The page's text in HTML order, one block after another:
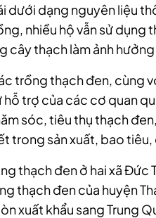
dưới dạng nguyên liệu
nhiều hộ vẫn sử
cây thạch làm ảnh
trồng thạch đen, cùng
hỗ trợ của các cơ quan
sóc, tiêu thụ thạch
trong sản xuất, bao tiêu,
thạch đen ở hai xã Đức
thạch đen của huyện
xuất khẩu sang Trung